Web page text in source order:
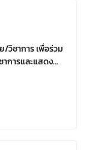
วิชาการ เพื่อร่วม
การและแสดง
ที่ 5